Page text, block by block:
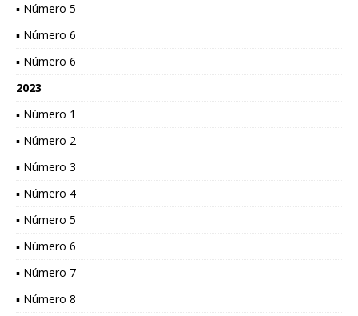
▪ Número 5
▪ Número 6
▪ Número 6
2023
▪ Número 1
▪ Número 2
▪ Número 3
▪ Número 4
▪ Número 5
▪ Número 6
▪ Número 7
▪ Número 8